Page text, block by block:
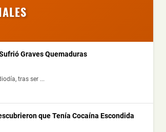
Graves Quemaduras
tras ser ...
que Tenía Cocaína Escondida